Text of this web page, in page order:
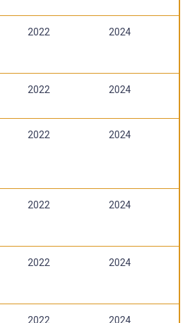
2022 2024
2022 2024
2022 2024
2022 2024
2022 2024
2022 2024